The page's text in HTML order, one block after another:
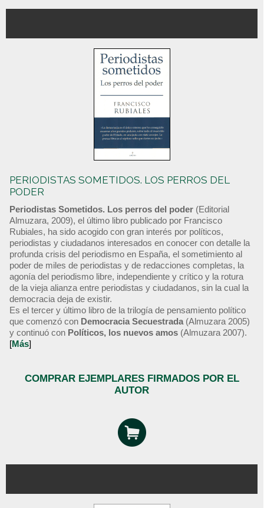
PERIODISTAS SOMETIDOS. LOS PERROS DEL
PODER
Periodistas Sometidos. Los perros del poder (Editorial
Almuzara, 2009), el último libro publicado por Francisco
Rubiales, ha sido acogido con gran interés por políticos,
periodistas y ciudadanos interesados en conocer con detalle la
profunda crisis del periodismo en España, el sometimiento al
poder de miles de periodistas y de redacciones completas, la
agonía del periodismo libre, independiente y crítico y la rotura
de la vieja alianza entre periodistas y ciudadanos, sin la cual la
democracia deja de existir.
Es el tercer y último libro de la trilogía de pensamiento político
que comenzó con Democracia Secuestrada (Almuzara 2005)
y continuó con Políticos, los nuevos amos (Almuzara 2007).
[Más]
COMPRAR EJEMPLARES FIRMADOS POR EL
AUTOR